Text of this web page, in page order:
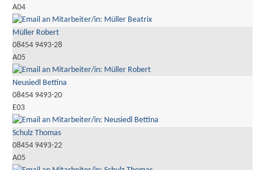
A04
Müller Robert
08454 9493-28
A05
Neusiedl Bettina
08454 9493-20
E03
Schulz Thomas
08454 9493-22
A05